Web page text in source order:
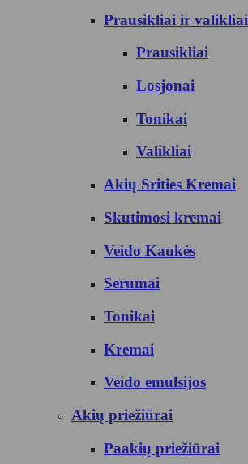
Prausikliai ir valikliai
Prausikliai
Losjonai
Tonikai
Valikliai
Akių Srities Kremai
Skutimosi kremai
Veido Kaukės
Serumai
Tonikai
Kremai
Veido emulsijos
Akių priežiūrai
Paakių priežiūrai